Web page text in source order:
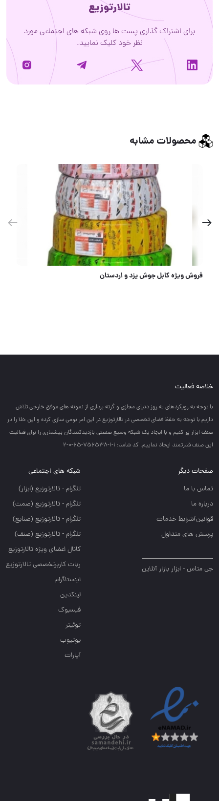
تالارتوزیع
برای اشتراک گذاری پست ها روی شبکه های اجتماعی مورد
نظر خود کلیک نمایید.
محصولات مشابه
خرابی شیر برقی، یعنی توقف کار
خلاصه فعالیت
با توجه به رويكردهاي به روز دنياي مجازي و گرته برداري از نمونه هاي موفق خارجي تلاش
داريم با توجه به حفظ فضاي تخصصي در تالارتوزيع در اين امر بومي سازي كرده و اين خلا را در
صنف ابزار پر كنيم و با ايجاد يك شبكه وسيع صنعتي بازديدكنندگان بيشماري را براي فعاليت
اين صنف قدرتمند ايجاد نماييم. کد شامد: 1-1-756538-65-0-2
صفحات دیگر
تماس با ما
درباره ما
قوانین/شرایط خدمات
پرسش های متداول
جی متاس - ابزار بازار آنلاین
شبکه های اجتماعی
تلگرام - تالارتوزيع (ابزار)
تلگرام - تالارتوزيع (صمت)
تلگرام - تالارتوزيع (صنايع)
تلگرام - تالارتوزیع (صنف)
کانال اعضای ویژه تالارتوزیع
ربات کاربرتخصصی تالارتوزیع
اینستاگرام
لینکدین
فیسبوک
توئیتر
یوتیوب
آپارات